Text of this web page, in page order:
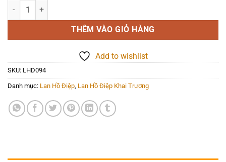
Lan Hồ Điệp - LHD094 số lượng
THÊM VÀO GIỎ HÀNG
Add to wishlist
SKU: LHD094
Danh mục: Lan Hồ Điệp, Lan Hồ Điệp Khai Trương